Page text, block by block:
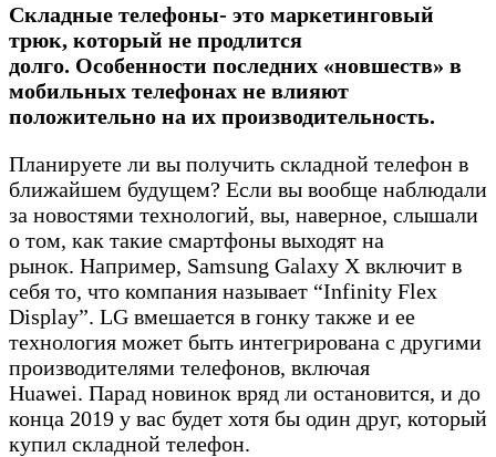
Складные телефоны- это маркетинговый
трюк, который не продлится
долго. Особенности последних «новшеств» в
мобильных телефонах не влияют
положительно на их производительность.
Планируете ли вы получить складной телефон в
ближайшем будущем? Если вы вообще наблюдали
за новостями технологий, вы, наверное, слышали
о том, как такие смартфоны выходят на
рынок. Например, Samsung Galaxy X включит в
себя то, что компания называет “Infinity Flex
Display”. LG вмешается в гонку также и ее
технология может быть интегрирована с другими
производителями телефонов, включая
Huawei. Парад новинок вряд ли остановится, и до
конца 2019 у вас будет хотя бы один друг, который
купил складной телефон.